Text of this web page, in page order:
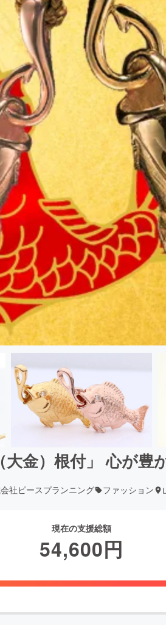
金）根付」 心が豊
社ピースプランニング ファッション
現在の支援総額
54,600円